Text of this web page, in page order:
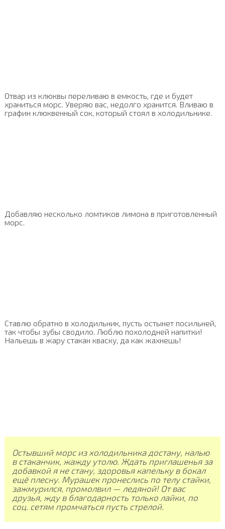
Отвар из клюквы переливаю в емкость, где и будет
храниться морс. Уверяю вас, недолго хранится. Вливаю в
графин клюквенный сок, который стоял в холодильнике.
Добавляю несколько ломтиков лимона в приготовленный
морс.
Ставлю обратно в холодильник, пусть остынет посильней,
так чтобы зубы сводило. Люблю похолодней напитки!
Нальешь в жару стакан кваску, да как жахнешь!
Остывший морс из холодильника достану, налью
в стаканчик, жажду утолю. Ждать приглашенья за
добавкой я не стану, здоровья капельку в бокал
ещё плесну. Мурашек пронеслись по телу стайки,
зажмурился, промолвил — ледяной! От вас
друзья, жду в благодарность только лайки, по
соц. сетям промчаться пусть стрелой.